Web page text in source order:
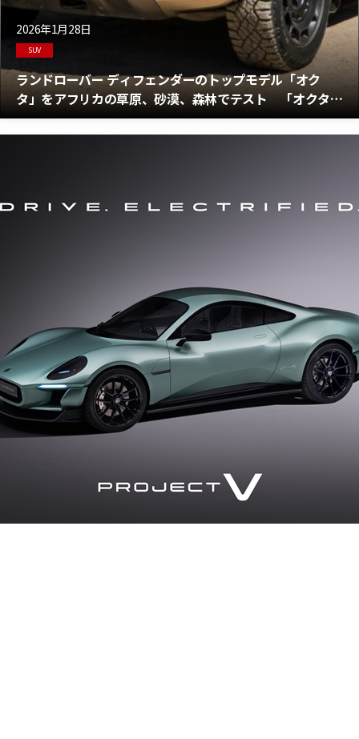
2026年1月28日
SUV
ランドローバー ディフェンダーのトップモデル「オク
タ」をアフリカの草原、砂漠、森林でテスト 「オクタ」
は泥や汚れを嫌うことなくワイルドに走る！